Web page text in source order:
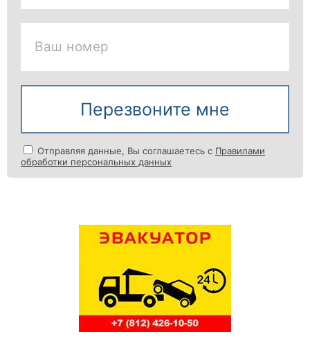
Ваш номер
Перезвоните мне
Отправляя данные, Вы соглашаетесь с Правилами
обработки персональных данных